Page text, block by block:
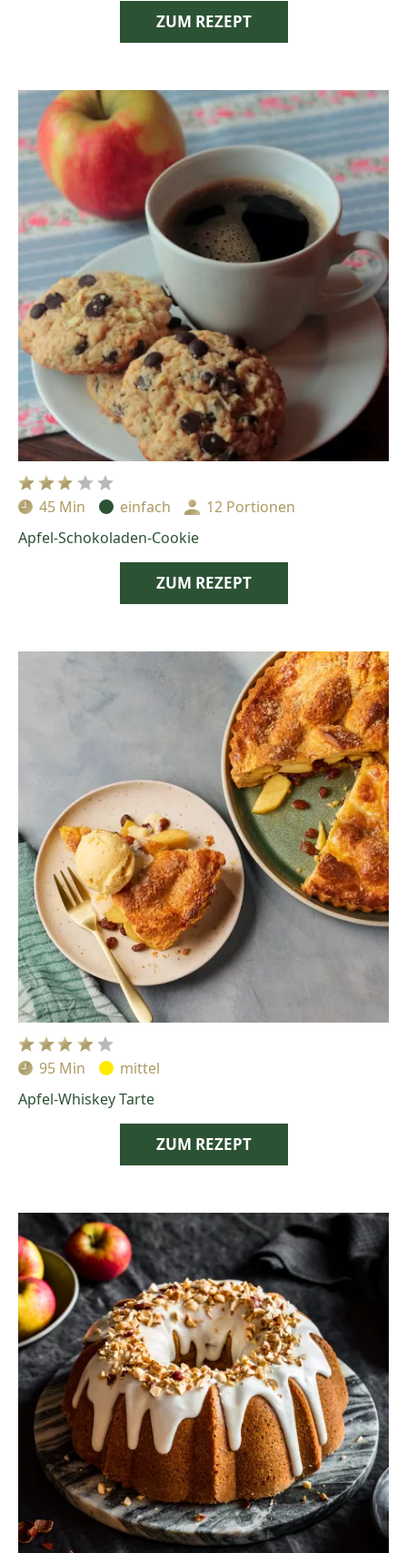
ZUM REZEPT
Zubereitungszeit:
45 Min Schwierigkeit:
einfach Portionen:
12 Portionen
Apfel-Schokoladen-Cookie
ZUM REZEPT
Zubereitungszeit:
95 Min Schwierigkeit:
mittel
Apfel-Whiskey Tarte
ZUM REZEPT